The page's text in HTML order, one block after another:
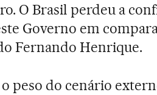
O Brasil perdeu a
Governo em
Fernando Henrique.
peso do cenário